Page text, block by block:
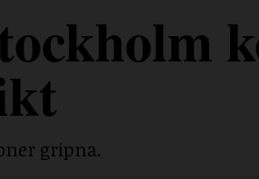
gripna.